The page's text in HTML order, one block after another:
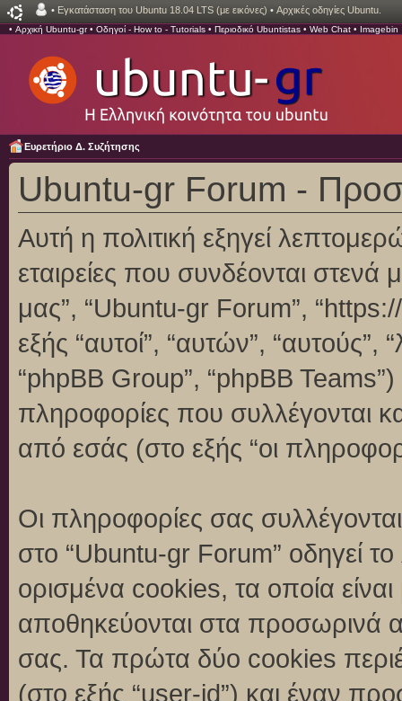
• Εγκατάσταση του Ubuntu 18.04 LTS (με εικόνες) • Αρχικές οδηγίες Ubuntu.
• Αρχική Ubuntu-gr• Οδηγοί - How to - Tutorials • Περιοδικό Ubuntistas • Web Chat • Imagebin
Ευρετήριο Δ. Συζήτησης
Ubuntu-gr Forum -
Αυτή η πολιτική εξηγεί
εταιρείες που συνδέονται στενά
μας”, “Ubuntu-gr Forum”,
εξής “αυτοί”, “αυτών”,
“phpBB Group”, “phpBB
πληροφορίες που συλλέγονται
από εσάς (στο εξής “οι
Οι πληροφορίες σας
στο “Ubuntu-gr Forum” οδηγεί
ορισμένα cookies, τα οποία
αποθηκεύονται στα προσωρινά
σας. Τα πρώτα δύο cookies
(στο εξής “user-id”) και έναν